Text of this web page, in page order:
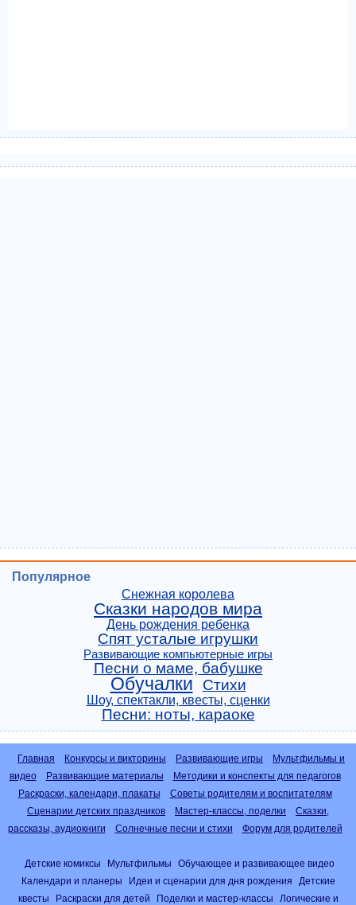
Популярное
Снежная королева
Сказки народов мира
День рождения ребенка
Спят усталые игрушки
Развивающие компьютерные игры
Песни о маме, бабушке
Обучалки Стихи
Шоу, спектакли, квесты, сценки
Песни: ноты, караоке
Главная Конкурсы и викторины Развивающие игры
Мультфильмы и
видео
Развивающие материалы
Методики и конспекты для педагогов
Раскраски, календари, плакаты
Советы родителям и воспитателям
Сценарии детских праздников
Мастер-классы, поделки
Сказки,
рассказы, аудиокниги
Солнечные песни и стихи Форум для родителей
Детские комиксы Мультфильмы
Обучающее и развивающее видео
Календари и планеры
Идеи и сценарии для дня рождения
Детские
квесты
Раскраски для детей Поделки и мастер-классы
Логические и